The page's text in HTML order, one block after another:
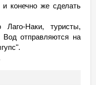
конечно же сделать
Наки, туристы,
отправляются на